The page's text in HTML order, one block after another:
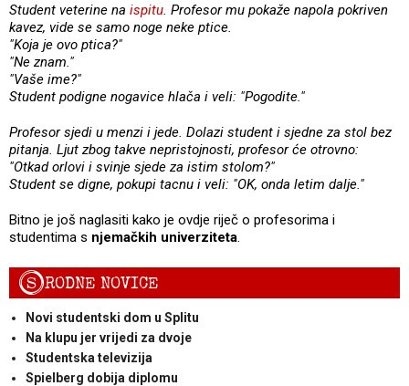
Student veterine na ispitu. Profesor mu pokaže napola pokriven
kavez, vide se samo noge neke ptice.
"Koja je ovo ptica?"
"Ne znam."
"Vaše ime?"
Student podigne nogavice hlača i veli: "Pogodite."
Profesor sjedi u menzi i jede. Dolazi student i sjedne za stol bez
pitanja. Ljut zbog takve nepristojnosti, profesor će otrovno:
"Otkad orlovi i svinje sjede za istim stolom?"
Student se digne, pokupi tacnu i veli: "OK, onda letim dalje."
Bitno je još naglasiti kako je ovdje riječ o profesorima i
studentima s njemačkih univerziteta.
SRODNE NOVICE
Novi studentski dom u Splitu
Na klupu jer vrijedi za dvoje
Studentska televizija
Spielberg dobija diplomu